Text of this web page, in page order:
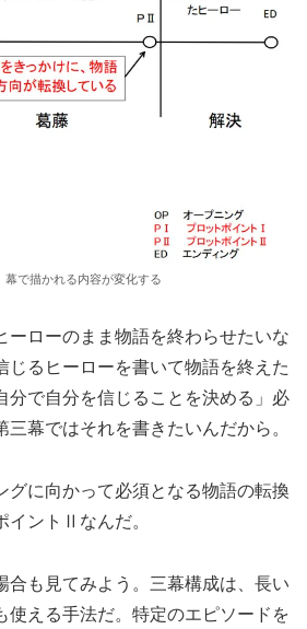
で描かれる内容が変化する
ーローのまま物語を終わらせたいな
じるヒーローを書いて物語を終えた
分で自分を信じることを決める」必
幕ではそれを書きたいんだから。
グに向かって必須となる物語の転換
イントⅡなんだ。
合も見てみよう。三幕構成は、長い
使える手法だ。特定のエピソードを